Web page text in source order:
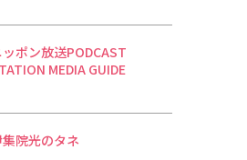
ッポン放送PODCAST
MEDIA GUIDE
院光のタネ